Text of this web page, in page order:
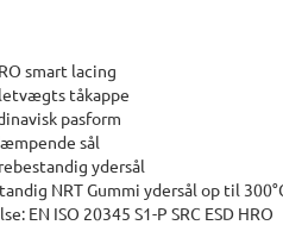
smart lacing
tåkappe
pasform
sål
ydersål
NRT Gummi ydersål op til
EN ISO 20345 S1-P SRC ESD HRO